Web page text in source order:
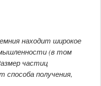
находит широкое
(в том
частиц
получения,